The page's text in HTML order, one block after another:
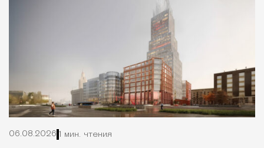
06.08.2026 1 мин. чтения